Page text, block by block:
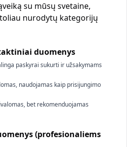
su mūsų svetaine,
nurodytų kategorijų
duomenys
paskyrai sukurti ir užsakymams
naudojamas kaip prisijungimo
bet rekomenduojamas
(profesionaliems